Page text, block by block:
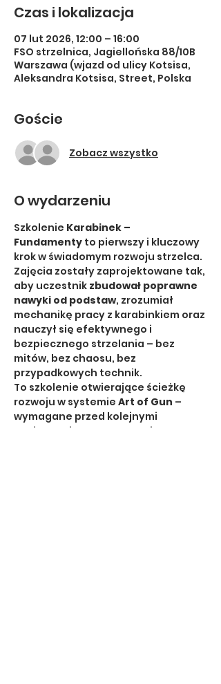
Czas i lokalizacja
07 lut 2026, 12:00 – 16:00
FSO strzelnica, Jagiellońska 88/10B
Warszawa (wjazd od ulicy Kotsisa,
Aleksandra Kotsisa, Street, Polska
Goście
Zobacz wszystko
O wydarzeniu
Szkolenie Karabinek –
Fundamenty to pierwszy i kluczowy
krok w świadomym rozwoju strzelca.
Zajęcia zostały zaprojektowane tak,
aby uczestnik zbudował poprawne
nawyki od podstaw, zrozumiał
mechanikę pracy z karabinkiem oraz
nauczył się efektywnego i
bezpiecznego strzelania – bez
mitów, bez chaosu, bez
przypadkowych technik.
To szkolenie otwierające ścieżkę
rozwoju w systemie Art of Gun –
wymagane przed kolejnymi
poziomami zaawansowania.